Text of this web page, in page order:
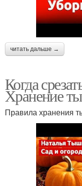
читать дальше →
Когда
Хранение
Правила хранения